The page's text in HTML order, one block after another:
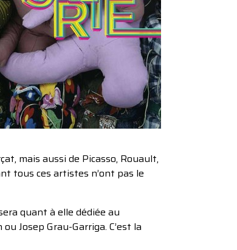
mais aussi de Picasso, Rouault,
tous ces artistes n’ont pas le
quant à elle dédiée au
Josep Grau-Garriga. C’est la